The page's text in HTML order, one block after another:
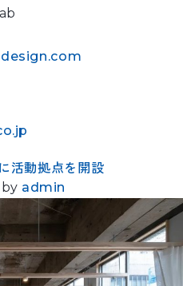
動拠点を開設
by admin